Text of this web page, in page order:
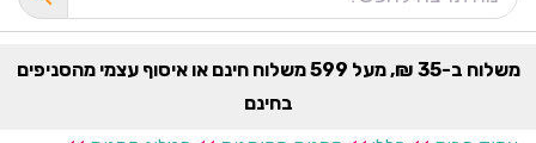
משלוח ב-35 ₪, מעל 599 משלוח חינם או איסוף עצמי מהסניפים
בחינם